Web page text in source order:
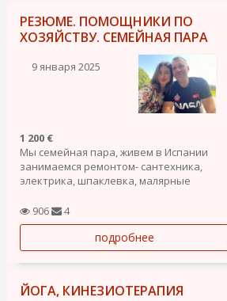
РЕЗЮМЕ. ПОМОЩНИКИ ПО
ХОЗЯЙСТВУ. СЕМЕЙНАЯ ПАРА
9 января 2025
1 200 €
Мы семейная пара, живем в Испании
занимаемся ремонтом- сантехника,
электрика, шпаклевка, малярные
др. Так же любим готовить, можем
привести в порядок Ваш дом, квартиру -
двор все что касается по хозяйству.
Любим чистоту и порядок !
906 4
подробнее
ЙОГА, КИНЕЗИОТЕРАПИЯ